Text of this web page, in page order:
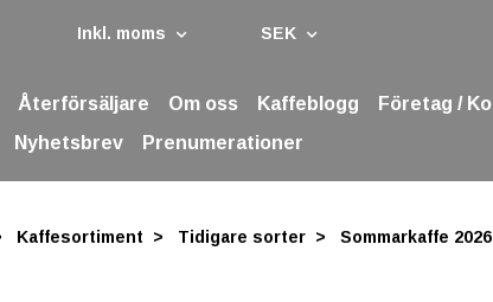
Inkl. moms SEK
Återförsäljare Om oss Kaffeblogg
Företag /
Nyhetsbrev
Prenumerationer
Kaffesortiment Tidigare sorter Sommarkaffe 2026